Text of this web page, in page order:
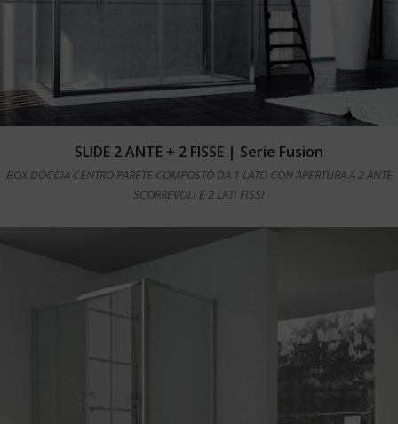
Leggi tutto
SLIDE 2 ANTE + 2 FISSE | Serie Fusion
BOX DOCCIA CENTRO PARETE COMPOSTO DA 1 LATO CON APERTURA A 2 ANTE
SCORREVOLI E 2 LATI FISSI